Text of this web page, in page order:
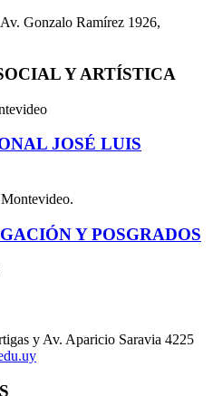
Gonzalo Ramírez 1926,
Y ARTÍSTICA
JOSÉ LUIS
Y POSGRADOS
y Av. Aparicio Saravia 4225